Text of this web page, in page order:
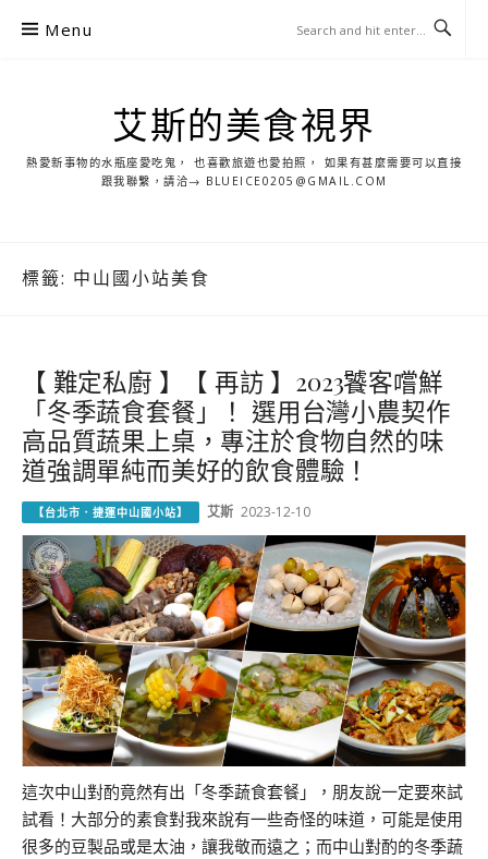
Menu
艾斯的美食視界
熱愛新事物的水瓶座愛吃鬼， 也喜歡旅遊也愛拍照， 如果有甚麼需要可以直接
跟我聯繫，請洽→ BLUEICE0205@GMAIL.COM
標籤: 中山國小站美食
【 難定私廚 】【 再訪 】2023饕客嚐鮮
「冬季蔬食套餐」！ 選用台灣小農契作
高品質蔬果上桌，專注於食物自然的味
道強調單純而美好的飲食體驗！
【台北市．捷運中山國小站】 艾斯 2023-12-10
這次中山對酌竟然有出「冬季蔬食套餐」，朋友說一定要來試
試看！大部分的素食對我來說有一些奇怪的味道，可能是使用
很多的豆製品或是太油，讓我敬而遠之；而中山對酌的冬季蔬